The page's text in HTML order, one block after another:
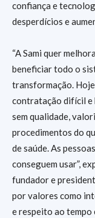
confiança e
desperdícios e
“A Sami quer
beneficiar todo o
transformação.
contratação difícil e
sem qualidade,
procedimentos do
de saúde. As
conseguem usar”,
fundador e
por valores como
e respeito ao tempo